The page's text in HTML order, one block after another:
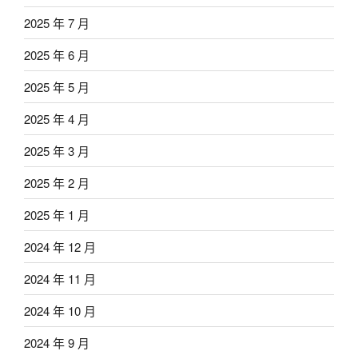
2025 年 7 月
2025 年 6 月
2025 年 5 月
2025 年 4 月
2025 年 3 月
2025 年 2 月
2025 年 1 月
2024 年 12 月
2024 年 11 月
2024 年 10 月
2024 年 9 月